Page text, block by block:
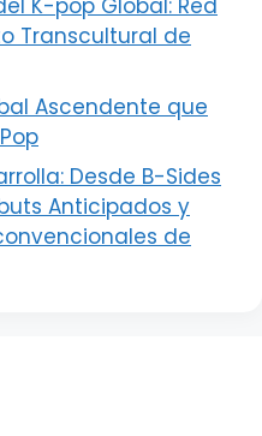
K-pop Global: Red
Transcultural de
Ascendente que
Desde B-Sides
Anticipados y
de